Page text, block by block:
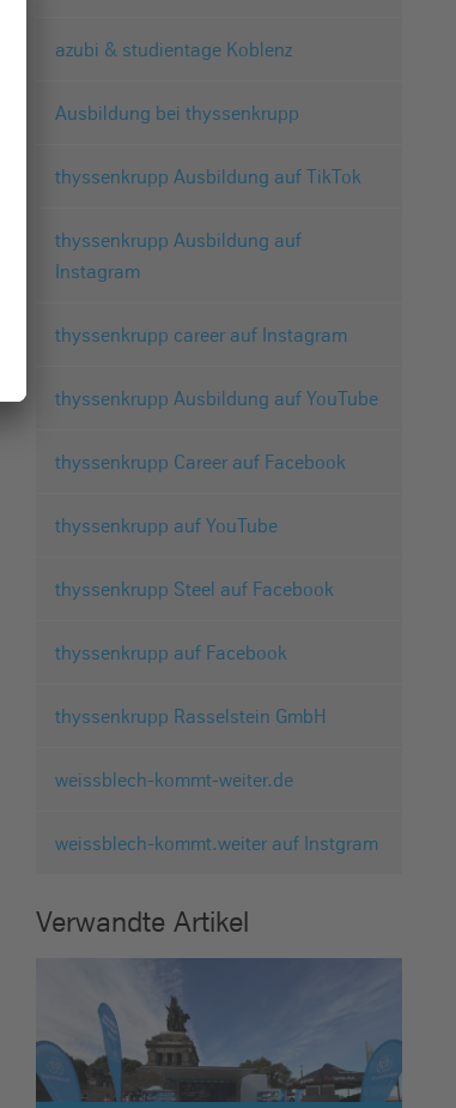
azubi & studientage Koblenz
Ausbildung bei thyssenkrupp
thyssenkrupp Ausbildung auf TikTok
thyssenkrupp Ausbildung auf
Instagram
thyssenkrupp career auf Instagram
thyssenkrupp Ausbildung auf YouTube
thyssenkrupp Career auf Facebook
thyssenkrupp auf YouTube
thyssenkrupp Steel auf Facebook
thyssenkrupp auf Facebook
thyssenkrupp Rasselstein GmbH
weissblech-kommt-weiter.de
weissblech-kommt.weiter auf Instgram
Verwandte Artikel